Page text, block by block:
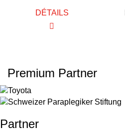
DÉTAILS
Premium Partner
Partner